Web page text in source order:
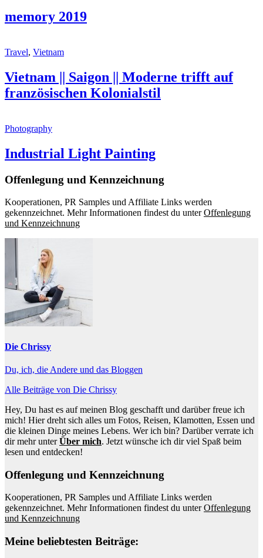
memory 2019
Travel, Vietnam
Vietnam || Saigon || Moderne trifft auf
französischen Kolonialstil
Photography
Industrial Light Painting
Offenlegung und Kennzeichnung
Kooperationen, PR Samples und Affiliate Links werden
gekennzeichnet. Mehr Informationen findest du unterOffenlegung
und Kennzeichnung
Die Chrissy
Du, ich, die Andere und das Bloggen
Alle Beiträge von Die Chrissy
Hey, Du hast es auf meinen Blog geschafft und darüber freue ich
mich! Hier dreht sich alles um Fotos, Reisen, Klamotten, Essen und
die kleinen Dinge meines Lebens. Wer ich bin? Darüber verrate ich
dir mehr unterÜber mich. Jetzt wünsche ich dir viel Spaß beim
lesen und entdecken!
Offenlegung und Kennzeichnung
Kooperationen, PR Samples und Affiliate Links werden
gekennzeichnet. Mehr Informationen findest du unterOffenlegung
und Kennzeichnung
Meine beliebtesten Beiträge: